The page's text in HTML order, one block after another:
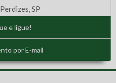
SP
Bernardo do Campo - SP
SP
de Osasco, SP
Sonia - SP
e ligue!
por E-mail